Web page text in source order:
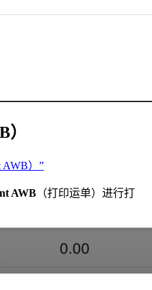
AWB）”
AWB （打印运单）进行打